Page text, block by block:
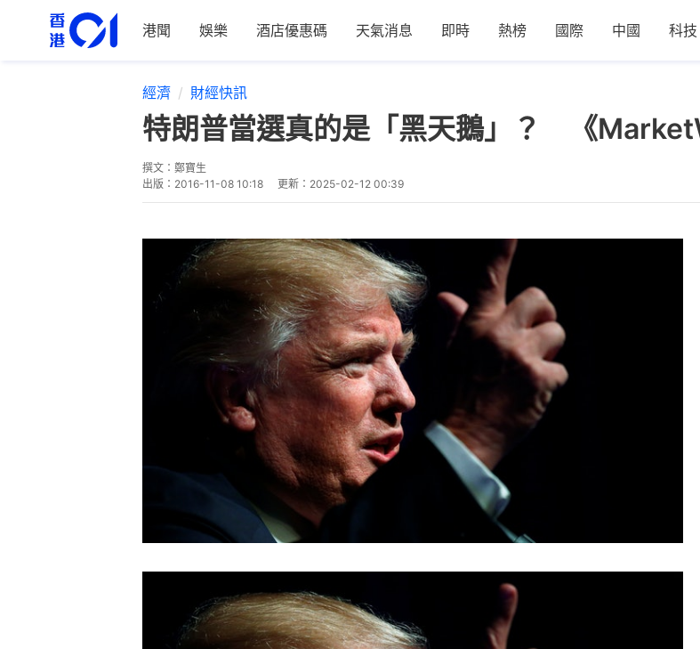
港聞 娛樂 酒店優惠碼 天氣消息 即時 熱榜 國際 中國 科技
經濟 財經快訊
特朗普當選真的是「黑天鵝」？ 《
撰文： 鄭寶生
出版： 2016-11-08 10:18 更新： 2025-02-12 00:39